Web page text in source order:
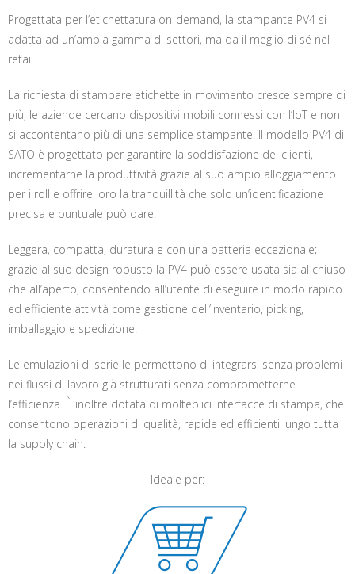
Progettata per l’etichettatura on-demand, la stampante PV4 si
adatta ad un’ampia gamma di settori, ma da il meglio di sé nel
retail.
La richiesta di stampare etichette in movimento cresce sempre di
più, le aziende cercano dispositivi mobili connessi con l’IoT e non
si accontentano più di una semplice stampante. Il modello PV4 di
SATO è progettato per garantire la soddisfazione dei clienti,
incrementarne la produttività grazie al suo ampio alloggiamento
per i roll e offrire loro la tranquillità che solo un’identificazione
precisa e puntuale può dare.
Leggera, compatta, duratura e con una batteria eccezionale;
grazie al suo design robusto la PV4 può essere usata sia al chiuso
che all’aperto, consentendo all’utente di eseguire in modo rapido
ed efficiente attività come gestione dell’inventario, picking,
imballaggio e spedizione.
Le emulazioni di serie le permettono di integrarsi senza problemi
nei flussi di lavoro già strutturati senza comprometterne
l’efficienza. È inoltre dotata di molteplici interfacce di stampa, che
consentono operazioni di qualità, rapide ed efficienti lungo tutta
la supply chain.
Ideale per: